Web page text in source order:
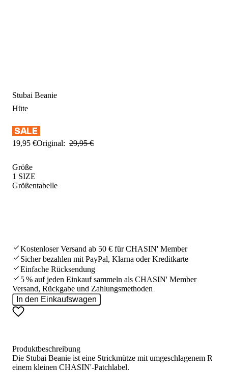
Stubai Beanie
Hüte
19,95 €Original: 29,95 €
Größe
1 SIZE
Größentabelle
Kostenloser Versand ab 50 € für CHASIN' Member
Sicher bezahlen mit PayPal, Klarna oder Kreditkarte
Einfache Rücksendung
5 % auf jeden Einkauf sammeln als CHASIN' Member
Versand, Rückgabe und Zahlungsmethoden
In den Einkaufswagen
Produktbeschreibung
Die Stubai Beanie ist eine Strickmütze mit umgeschlagenem Rand
einem kleinen CHASIN'-Patchlabel.